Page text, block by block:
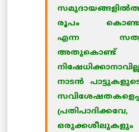
രൂപം
എന്ന
അതുകൊണ്ട്
നാടന്‍
പ്രതിപാദിക്കവേ,
ഒരുക്കശീലുകളും